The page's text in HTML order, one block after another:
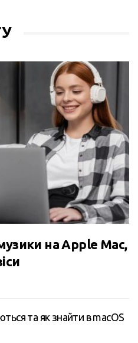
на Apple Mac,
та як знайти в macOS